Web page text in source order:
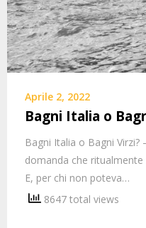
Aprile 2, 2022
Bagni Italia o
Bagni Italia o Bagni Virzi?
domanda che
E, per chi non poteva…
8647 total views